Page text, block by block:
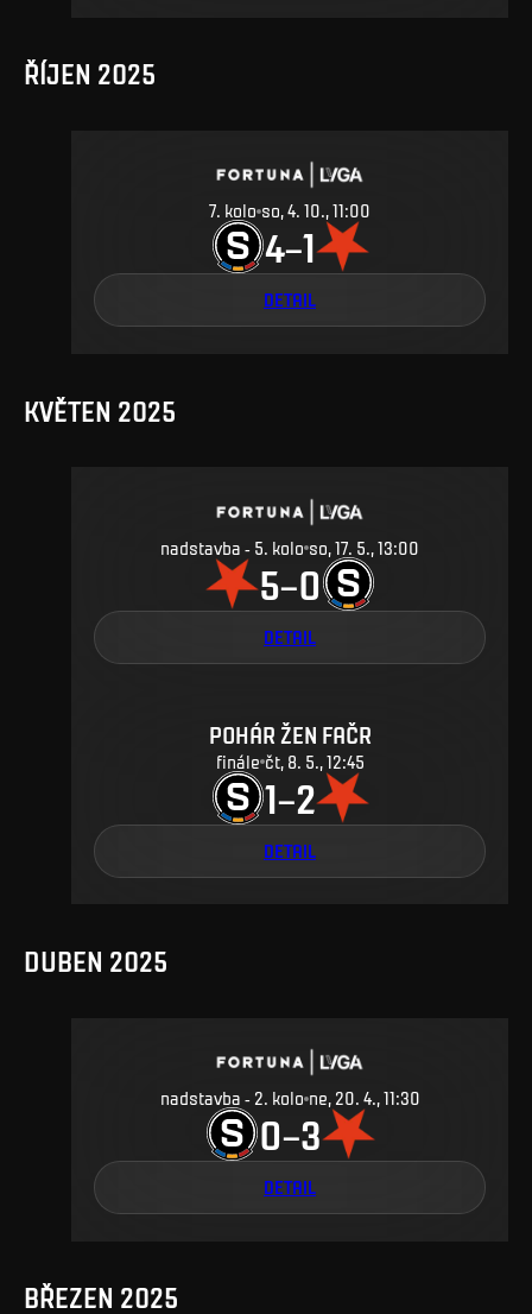
ŘÍJEN 2025
7. kolo so, 4. 10., 11:00
4–1
DETAIL
KVĚTEN 2025
nadstavba - 5. kolo so, 17. 5., 13:00
5–0
DETAIL
POHÁR ŽEN FAČR
finále čt, 8. 5., 12:45
1–2
DETAIL
DUBEN 2025
nadstavba - 2. kolo ne, 20. 4., 11:30
0–3
DETAIL
BŘEZEN 2025